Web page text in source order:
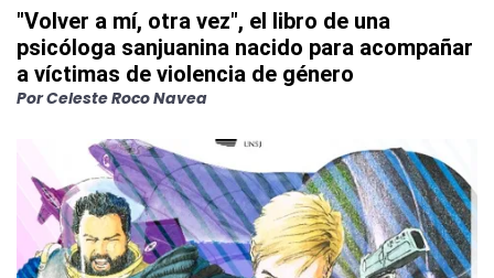
"Volver a mí, otra vez", el libro de una
psicóloga sanjuanina nacido para acompañar
a víctimas de violencia de género
PorCeleste Roco Navea